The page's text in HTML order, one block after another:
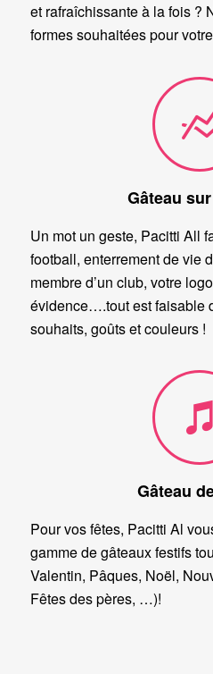
et rafraîchissante à la fois ?
formes souhaitées pour
Gâteau
Un mot un geste, Pacitti All
football, enterrement de vie
membre d’un club, votre
évidence….tout est faisable
souhaits, goûts et couleurs !
Gâteau
Pour vos fêtes, Pacitti Al
gamme de gâteaux festifs
Valentin, Pâques, Noël,
Fêtes des pères, …)!